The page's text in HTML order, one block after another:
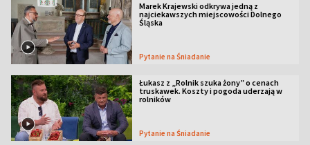
Marek Krajewski odkrywa jedną z
najciekawszych miejscowości Dolnego
Śląska
Pytanie na Śniadanie
Łukasz z „Rolnik szuka żony” o cenach
truskawek. Koszty i pogoda uderzają w
rolników
Pytanie na Śniadanie